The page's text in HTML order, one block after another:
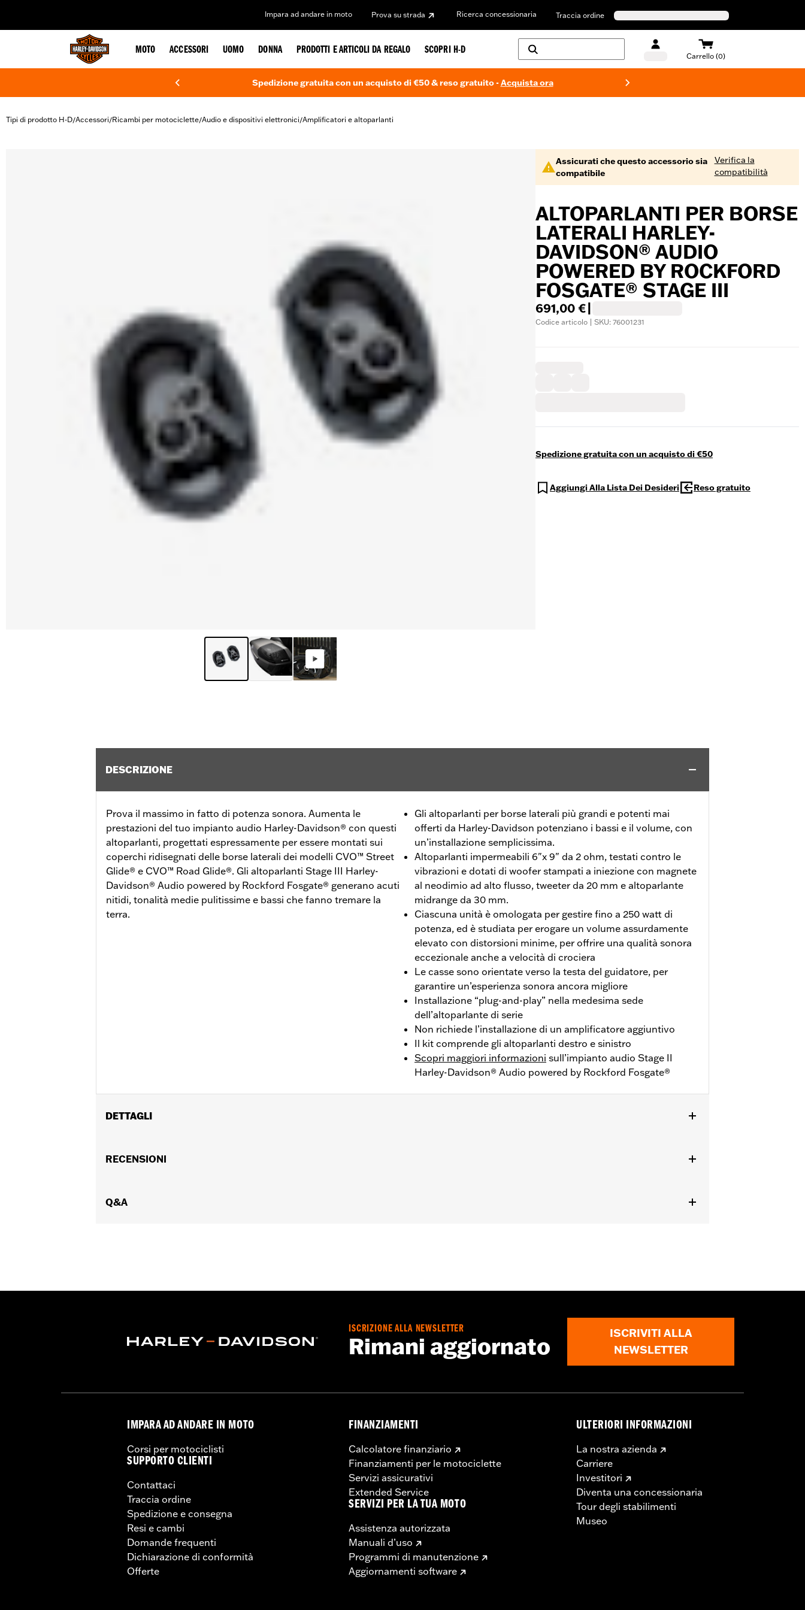
Impara ad andare in moto Prova su strada Ricerca concessionaria Traccia ordine
MOTO ACCESSORI UOMO DONNA PRODOTTI E ARTICOLI DA REGALO SCOPRI H-D
Carrello (0)
Spedizione gratuita con un acquisto di €50 & reso gratuito -Acquista ora
Tipi di prodotto H-D/Accessori/Ricambi per motociclette/Audio e dispositivi elettronici/Amplificatori e altoparlanti
Assicurati che questo accessorio sia
compatibile
Verifica la
compatibilità
ALTOPARLANTI PER BORSE
LATERALI HARLEY-
DAVIDSON® AUDIO
POWERED BY ROCKFORD
FOSGATE® STAGE III
691,00 €
Codice articolo | SKU: 76001231
Spedizione gratuita con un acquisto di €50
Aggiungi Alla Lista Dei Desideri Reso gratuito
DESCRIZIONE
Prova il massimo in fatto di potenza sonora. Aumenta le
prestazioni del tuo impianto audio Harley-Davidson® con questi
altoparlanti, progettati espressamente per essere montati sui
coperchi ridisegnati delle borse laterali dei modelli CVO™ Street
Glide® e CVO™ Road Glide®. Gli altoparlanti Stage III Harley-
Davidson® Audio powered by Rockford Fosgate® generano acuti
nitidi, tonalità medie pulitissime e bassi che fanno tremare la
terra.
Gli altoparlanti per borse laterali più grandi e potenti mai
offerti da Harley-Davidson potenziano i bassi e il volume, con
un’installazione semplicissima.
Altoparlanti impermeabili 6"x 9" da 2 ohm, testati contro le
vibrazioni e dotati di woofer stampati a iniezione con magnete
al neodimio ad alto flusso, tweeter da 20 mm e altoparlante
midrange da 30 mm.
Ciascuna unità è omologata per gestire fino a 250 watt di
potenza, ed è studiata per erogare un volume assurdamente
elevato con distorsioni minime, per offrire una qualità sonora
eccezionale anche a velocità di crociera
Le casse sono orientate verso la testa del guidatore, per
garantire un’esperienza sonora ancora migliore
Installazione “plug-and-play” nella medesima sede
dell’altoparlante di serie
Non richiede l’installazione di un amplificatore aggiuntivo
Il kit comprende gli altoparlanti destro e sinistro
Scopri maggiori informazioni sull’impianto audio Stage II
Harley-Davidson® Audio powered by Rockford Fosgate®
DETTAGLI
Istruzioni di installazione
RECENSIONI
Q&A
ISCRIZIONE ALLA NEWSLETTER
Rimani aggiornato
ISCRIVITI ALLA
NEWSLETTER
IMPARA AD ANDARE IN MOTO
Corsi per motociclisti
SUPPORTO CLIENTI
Contattaci
Traccia ordine
Spedizione e consegna
Resi e cambi
Domande frequenti
Dichiarazione di conformità
Offerte
FINANZIAMENTI
Calcolatore finanziario
Finanziamenti per le motociclette
Servizi assicurativi
Extended Service
SERVIZI PER LA TUA MOTO
Assistenza autorizzata
Manuali d’uso
Programmi di manutenzione
Aggiornamenti software
ULTERIORI INFORMAZIONI
La nostra azienda
Carriere
Investitori
Diventa una concessionaria
Tour degli stabilimenti
Museo